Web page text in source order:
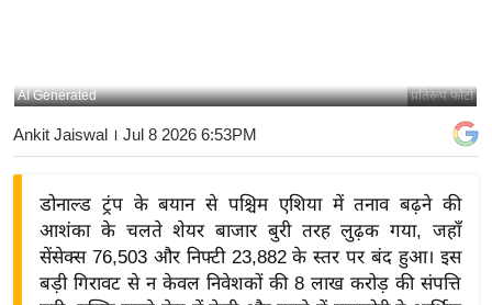
य
ज़
द्यो
प्रतिरूप फोटो
AI Generated
Ankit Jaiswal । Jul 8 2026 6:53PM
डोनाल्ड ट्रंप के बयान से पश्चिम एशिया में तनाव बढ़ने की
आशंका के चलते शेयर बाजार बुरी तरह लुढ़क गया, जहाँ
सेंसेक्स 76,503 और निफ्टी 23,882 के स्तर पर बंद हुआ। इस
बड़ी गिरावट से न केवल निवेशकों की 8 लाख करोड़ की संपत्ति